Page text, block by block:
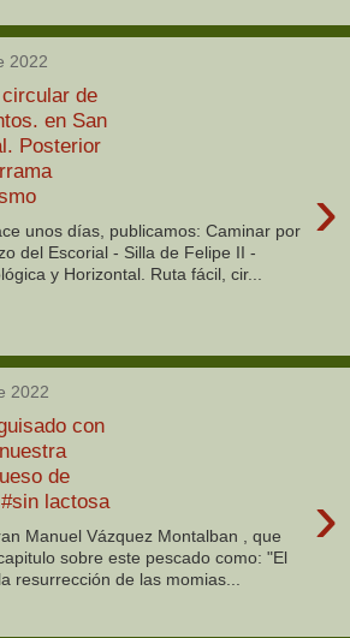
2022
de
en San
Posterior
›
unos días, publicamos: Caminar por
del Escorial - Silla de Felipe II -
y Horizontal. Ruta fácil, cir...
2022
con
de
lactosa
›
Manuel Vázquez Montalban , que
sobre este pescado como: "El
resurrección de las momias...